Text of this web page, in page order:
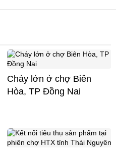
Cháy lớn ở chợ Biên
Hòa, TP Đồng Nai